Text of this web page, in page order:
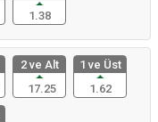
1.38
2 ve Alt
17.25
1 ve Üst
1.62